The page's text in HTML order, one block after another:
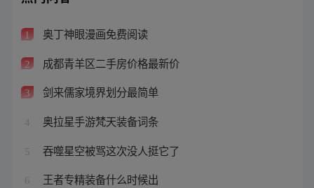
1 奥丁神眼漫画免费阅读
2 成都青羊区二手房价格最新价
3 剑来儒家境界划分最简单
4 奥拉星手游梵天装备词条
5 吞噬星空被骂这次没人挺它了
6 王者专精装备什么时候出